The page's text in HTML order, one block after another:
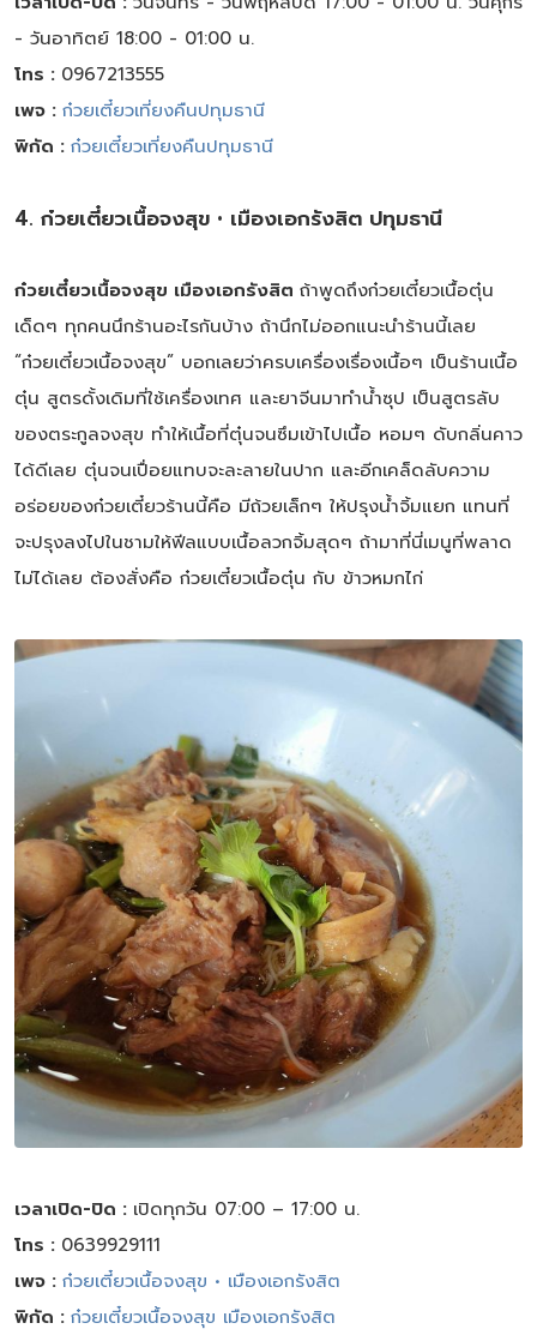
- วันอาทิตย์ 18:00 - 01:00 น.
โทร : 0967213555
เพจ : ก๋วยเตี๋ยวเที่ยงคืนปทุมธานี
พิกัด : ก๋วยเตี๋ยวเที่ยงคืนปทุมธานี
4. ก๋วยเตี๋ยวเนื้อจงสุข • เมืองเอกรังสิต ปทุมธานี
ก๋วยเตี๋ยวเนื้อจงสุข เมืองเอกรังสิต ถ้าพูดถึงก๋วยเตี๋ยวเนื้อตุ๋น
เด็ดๆ ทุกคนนึกร้านอะไรกันบ้าง ถ้านึกไม่ออกแนะนำร้านนี้เลย
“ก๋วยเตี๋ยวเนื้อจงสุข” บอกเลยว่าครบเครื่องเรื่องเนื้อๆ เป็นร้านเนื้อ
ตุ๋น สูตรดั้งเดิมที่ใช้เครื่องเทศ และยาจีนมาทำน้ำซุป เป็นสูตรลับ
ของตระกูลจงสุข ทำให้เนื้อที่ตุ๋นจนซึมเข้าไปเนื้อ หอมๆ ดับกลิ่นคาว
ได้ดีเลย ตุ๋นจนเปื่อยแทบจะละลายในปาก และอีกเคล็ดลับความ
อร่อยของก๋วยเตี๋ยวร้านนี้คือ มีถ้วยเล็กๆ ให้ปรุงน้ำจิ้มแยก แทนที่
จะปรุงลงไปในชามให้ฟีลแบบเนื้อลวกจิ้มสุดๆ ถ้ามาที่นี่เมนูที่พลาด
ไม่ได้เลย ต้องสั่งคือ ก๋วยเตี๋ยวเนื้อตุ๋น กับ ข้าวหมกไก่
เวลาเปิด-ปิด : เปิดทุกวัน 07:00 – 17:00 น.
โทร : 0639929111
เพจ : ก๋วยเตี๋ยวเนื้อจงสุข • เมืองเอกรังสิต
พิกัด : ก๋วยเตี๋ยวเนื้อจงสุข เมืองเอกรังสิต